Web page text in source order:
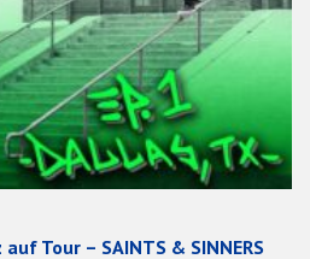
Tour – SAINTS & SINNERS